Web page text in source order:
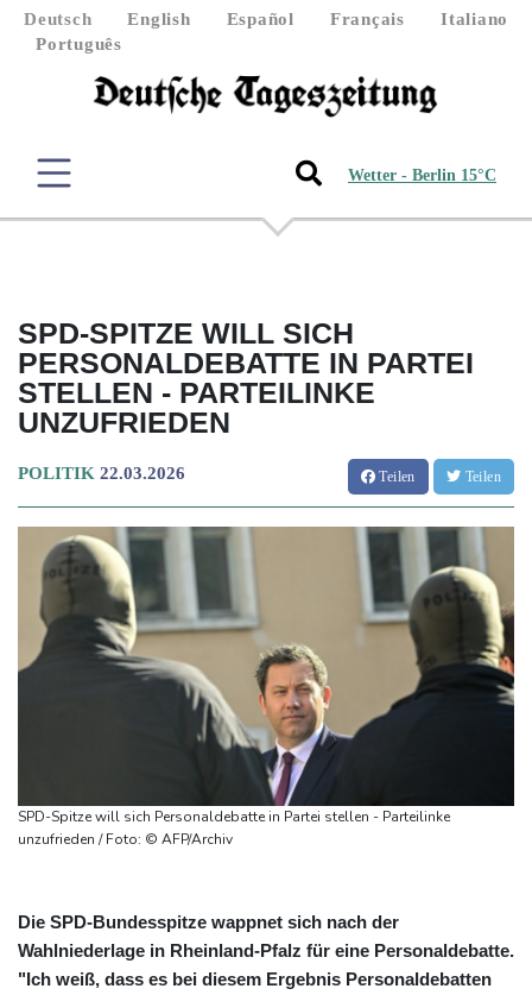
Deutsch English Español Français
Italiano
Português
Wetter - Berlin 15°C
SPD-SPITZE WILL SICH
PERSONALDEBATTE IN PARTEI
STELLEN - PARTEILINKE
UNZUFRIEDEN
POLITIK 22.03.2026 Teilen Teilen
SPD-Spitze will sich Personaldebatte in Partei stellen - Parteilinke
unzufrieden / Foto: © AFP/Archiv
Die SPD-Bundesspitze wappnet sich nach der
Wahlniederlage in Rheinland-Pfalz für eine Personaldebatte.
"Ich weiß, dass es bei diesem Ergebnis Personaldebatten